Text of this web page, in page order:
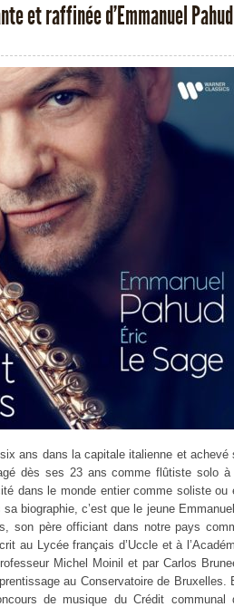
et raffinée d’Emmanuel Pahud
ans dans la capitale italienne et achevé
dès ses 23 ans comme flûtiste solo à
dans le monde entier comme soliste ou
biographie, c’est que le jeune
son père officiant dans notre pays
au Lycée français d’Uccle et à
Michel Moinil et par Carlos
au Conservatoire de Bruxelles.
de musique du Crédit communal